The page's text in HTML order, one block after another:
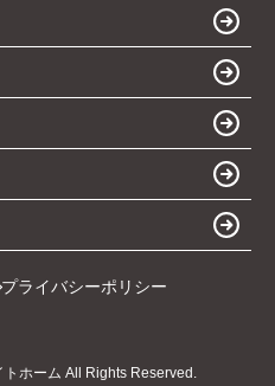
プライバシーポリシー
ホーム All Rights Reserved.